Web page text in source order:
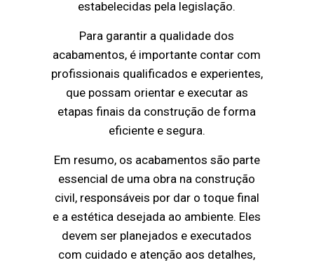
estabelecidas pela legislação.
Para garantir a qualidade dos
acabamentos, é importante contar com
profissionais qualificados e experientes,
que possam orientar e executar as
etapas finais da construção de forma
eficiente e segura.
Em resumo, os acabamentos são parte
essencial de uma obra na construção
civil, responsáveis por dar o toque final
e a estética desejada ao ambiente. Eles
devem ser planejados e executados
com cuidado e atenção aos detalhes,